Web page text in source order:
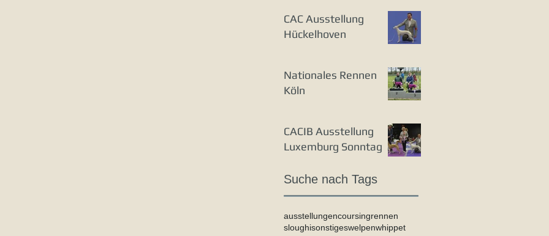
CAC Ausstellung
Hückelhoven
Nationales Rennen
Köln
CACIB Ausstellung
Luxemburg Sonntag
Suche nach Tags
ausstellungencoursingrennen
sloughisonstigeswelpenwhippet